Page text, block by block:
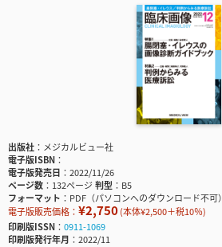
出版社
メジカルビュー社
電子版ISBN
電子版発売日
2022/11/26
ページ数
132ページ判型
B5
フォーマット
PDF（パソコンへのダウンロード不可）
電子版販売価格： ¥2,750(本体¥2,500＋税10％)
印刷版ISSN
0911-1069
印刷版発行年月
2022/11